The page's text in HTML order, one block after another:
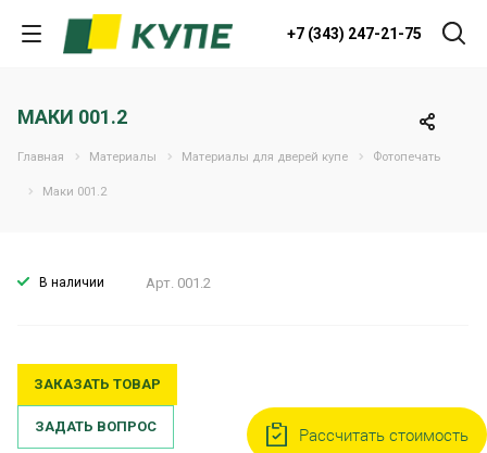
+7 (343) 247-21-75
МАКИ 001.2
Главная Материалы Материалы для дверей купе Фотопечать
Маки 001.2
В наличии Арт. 001.2
ЗАКАЗАТЬ ТОВАР
ЗАДАТЬ ВОПРОС Рассчитать стоимость